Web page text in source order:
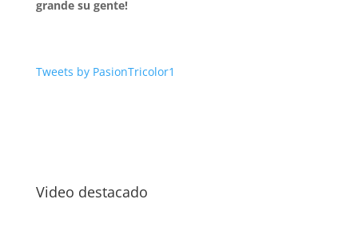
grande su gente!
Tweets by PasionTricolor1
Video destacado